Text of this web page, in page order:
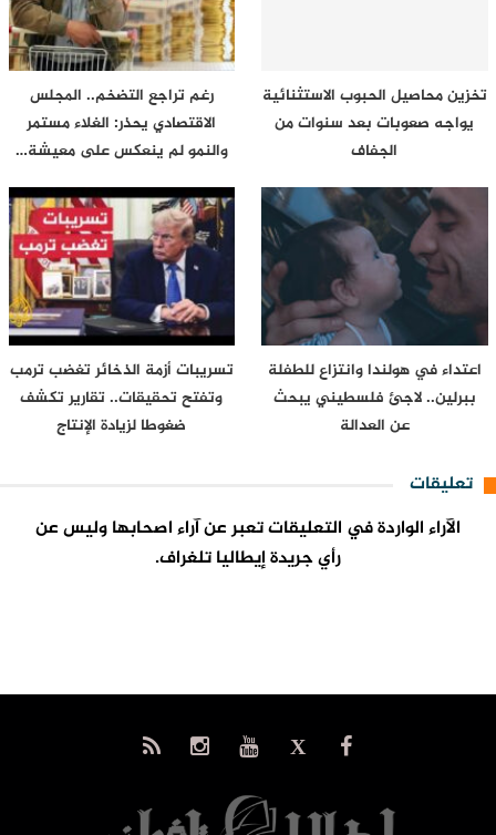
تخزين محاصيل الحبوب الاستثنائية
يواجه صعوبات بعد سنوات من
الجفاف
رغم تراجع التضخم.. المجلس
الاقتصادي يحذر: الغلاء مستمر
والنمو لم ينعكس على معيشة…
اعتداء في هولندا وانتزاع للطفلة
ببرلين.. لاجئ فلسطيني يبحث
عن العدالة
تسريبات أزمة الذخائر تغضب ترمب
وتفتح تحقيقات.. تقارير تكشف
ضغوطا لزيادة الإنتاج
تعليقات
الآراء الواردة في التعليقات تعبر عن آراء اصحابها وليس عن
رأي جريدة إيطاليا تلغراف.